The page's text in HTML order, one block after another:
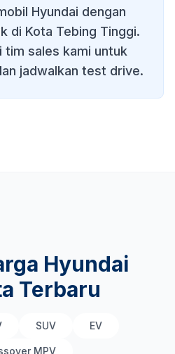
Hyundai dengan
di Kota Tebing Tinggi.
tim sales kami untuk
jadwalkan test drive.
Hyundai
Terbaru
SUV EV
MPV